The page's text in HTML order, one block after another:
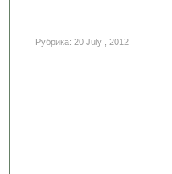
Рубрика: 20 July , 2012